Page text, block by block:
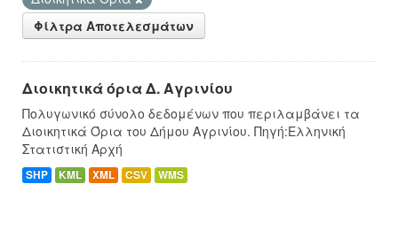
Φίλτρα Αποτελεσμάτων
Διοικητικά όρια Δ. Αγρινίου
Πολυγωνικό σύνολο δεδομένων που περιλαμβάνει τα
Διοικητικά Όρια του Δήμου Αγρινίου. Πηγή:Ελληνική
Στατιστική Αρχή
SHP KML XML CSV WMS